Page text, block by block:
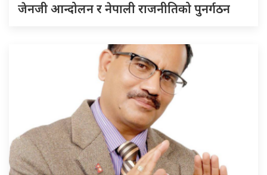
जेनजी आन्दोलन र नेपाली राजनीतिको पुनर्गठन